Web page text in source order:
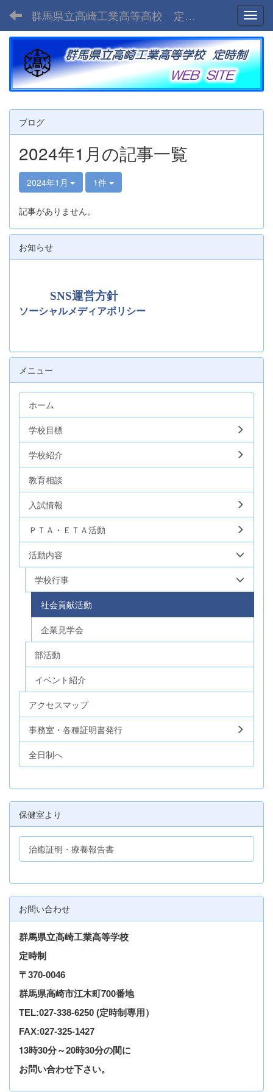
群馬県立高崎工業高等高校 定時制
ブログ
2024年1月の記事一覧
2024年1月 1件
記事がありません。
お知らせ
SNS運営方針
ソーシャルメディアポリシー
メニュー
ホーム
学校目標
学校紹介
教育相談
入試情報
ＰＴＡ・ＥＴＡ活動
活動内容
学校行事
社会貢献活動
企業見学会
部活動
イベント紹介
アクセスマップ
事務室・各種証明書発行
全日制へ
保健室より
治癒証明・療養報告書
お問い合わせ
群馬県立高崎工業高等学校
定時制
〒370-0046
群馬県高崎市江木町700番地
TEL:027-338-6250 (定時制専用）
FAX:027-325-1427
13時30分～20時30分の間に
お問い合わせ下さい。